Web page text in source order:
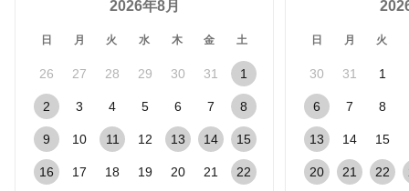
2026年8月
日 月 火 水 木 金 土
26 27 28 29 30 31 1
2 3 4 5 6 7 8
9 10 11 12 13 14 15
16 17 18 19 20 21 22
日 月 火
30 31 1
6 7 8
13 14 15
20 21 22